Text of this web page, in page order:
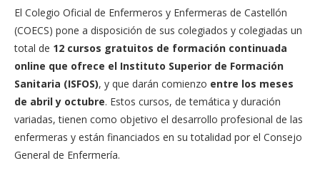
El Colegio Oficial de Enfermeros y Enfermeras de Castellón
(COECS) pone a disposición de sus colegiados y colegiadas un
total de 12 cursos gratuitos de formación continuada
online que ofrece el Instituto Superior de Formación
Sanitaria (ISFOS), y que darán comienzo entre los meses
de abril y octubre. Estos cursos, de temática y duración
variadas, tienen como objetivo el desarrollo profesional de las
enfermeras y están financiados en su totalidad por el Consejo
General de Enfermería.